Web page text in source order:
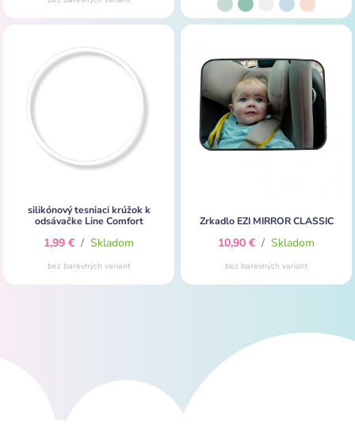
silikónový tesniaci krúžok k
odsávačke Line Comfort
1,99 € / Skladom
bez barevných variant
Zrkadlo EZI MIRROR CLASSIC
10,90 € / Skladom
bez barevných variant